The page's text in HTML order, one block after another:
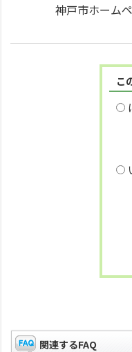
神戸市ホーム
こ
関連するFAQ